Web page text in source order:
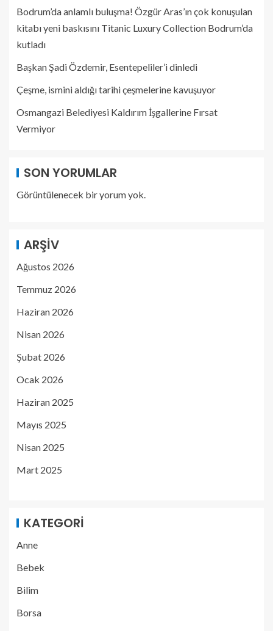
Bodrum’da anlamlı buluşma! Özgür Aras’ın çok konuşulan
kitabı yeni baskısını Titanic Luxury Collection Bodrum’da
kutladı
Başkan Şadi Özdemir, Esentepeliler’i dinledi
Çeşme, ismini aldığı tarihi çeşmelerine kavuşuyor
Osmangazi Belediyesi Kaldırım İşgallerine Fırsat
Vermiyor
SON YORUMLAR
Görüntülenecek bir yorum yok.
ARŞIV
Ağustos 2026
Temmuz 2026
Haziran 2026
Nisan 2026
Şubat 2026
Ocak 2026
Haziran 2025
Mayıs 2025
Nisan 2025
Mart 2025
KATEGORI
Anne
Bebek
Bilim
Borsa